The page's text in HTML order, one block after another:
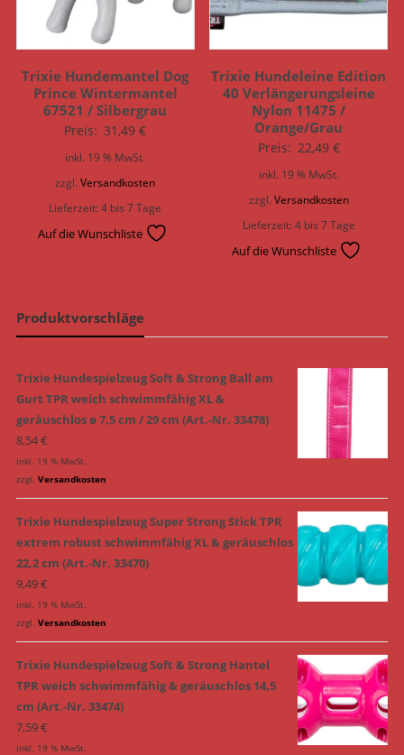
Trixie Hundemantel Dog
Prince Wintermantel
67521 / Silbergrau
Preis: 31,49€
inkl. 19 % MwSt.
zzgl.Versandkosten
Lieferzeit:4 bis 7 Tage
Auf die Wunschliste
Trixie Hundeleine Edition
40 Verlängerungsleine
Nylon 11475 /
Orange/Grau
Preis: 22,49 €
inkl. 19 % MwSt.
zzgl. Versandkosten
Lieferzeit:4 bis 7 Tage
Auf die Wunschliste
Produktvorschläge
Trixie Hundespielzeug Soft & Strong Ball am
Gurt TPR weich schwimmfähig XL &
geräuschlos ø 7,5 cm / 29 cm (Art.-Nr. 33478)
8,54€
inkl. 19 % MwSt.
zzgl. Versandkosten
Trixie Hundespielzeug Super Strong Stick TPR
extrem robust schwimmfähig XL & geräuschlos
22,2 cm (Art.-Nr. 33470)
9,49€
inkl. 19 % MwSt.
zzgl. Versandkosten
Trixie Hundespielzeug Soft & Strong Hantel
TPR weich schwimmfähig & geräuschlos 14,5
cm (Art.-Nr. 33474)
7,59€
inkl. 19 % MwSt.